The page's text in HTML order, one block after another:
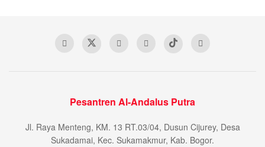
Pesantren Al-Andalus Putra
Jl. Raya Menteng, KM. 13 RT.03/04, Dusun Cijurey, Desa
Sukadamai, Kec. Sukamakmur, Kab. Bogor.